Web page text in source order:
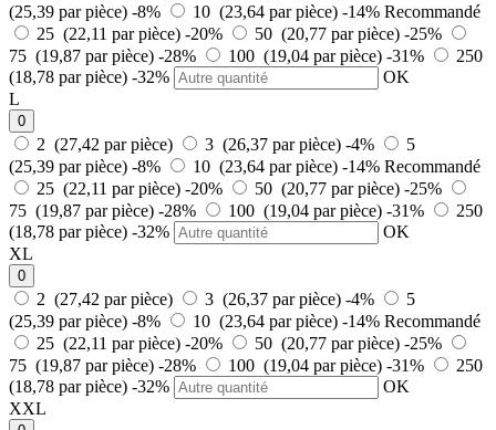
(25,39 par pièce) -8% 10 (23,64 par pièce) -14% Recommandé
25 (22,11 par pièce) -20% 50 (20,77 par pièce) -25%
75 (19,87 par pièce) -28% 100 (19,04 par pièce) -31%
250
(18,78 par pièce) -32%
OK
L
0
2 (27,42 par pièce) 3 (26,37 par pièce) -4%
5
(25,39 par pièce) -8% 10 (23,64 par pièce) -14% Recommandé
25 (22,11 par pièce) -20% 50 (20,77 par pièce) -25%
75 (19,87 par pièce) -28% 100 (19,04 par pièce) -31%
250
(18,78 par pièce) -32%
OK
XL
0
2 (27,42 par pièce) 3 (26,37 par pièce) -4%
5
(25,39 par pièce) -8% 10 (23,64 par pièce) -14% Recommandé
25 (22,11 par pièce) -20% 50 (20,77 par pièce) -25%
75 (19,87 par pièce) -28% 100 (19,04 par pièce) -31%
250
(18,78 par pièce) -32%
OK
XXL